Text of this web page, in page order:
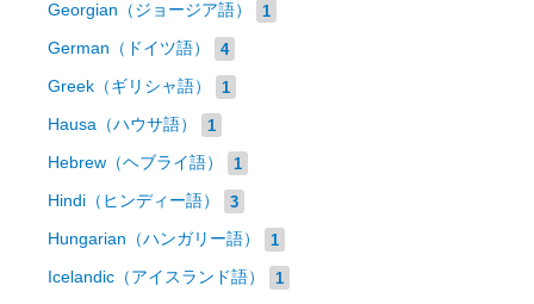
Georgian（ジョージア語） 1
German（ドイツ語） 4
Greek（ギリシャ語） 1
Hausa（ハウサ語） 1
Hebrew（ヘブライ語） 1
Hindi（ヒンディー語） 3
Hungarian（ハンガリー語） 1
Icelandic（アイスランド語） 1